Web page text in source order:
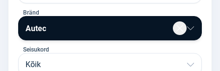
Bränd
Autec
Seisukord
Kõik